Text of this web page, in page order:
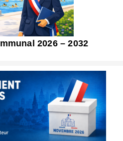
2026 – 2032